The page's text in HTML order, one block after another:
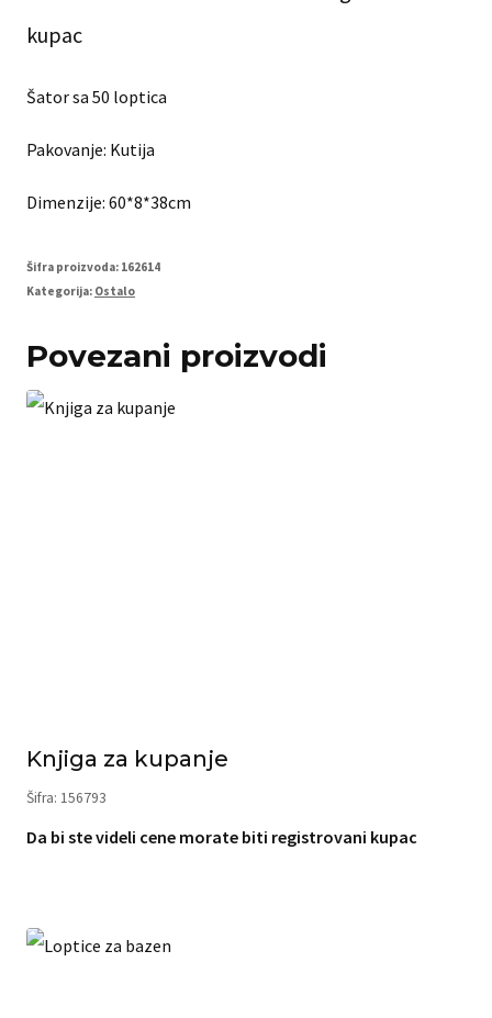
kupac
Šator sa 50 loptica
Pakovanje: Kutija
Dimenzije: 60*8*38cm
Šifra proizvoda: 162614
Kategorija: Ostalo
Povezani proizvodi
Knjiga za kupanje
Šifra: 156793
Da bi ste videli cene morate biti registrovani kupac